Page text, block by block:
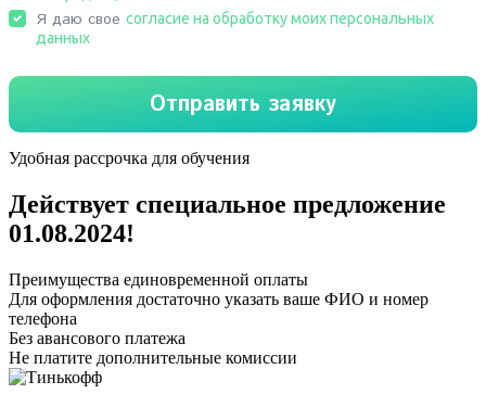
Удобная рассрочка для обучения
Действует специальное предложение
01.08.2024!
Преимущества единовременной оплаты
Для оформления достаточно указать ваше ФИО и номер
телефона
Без авансового платежа
Не платите дополнительные комиссии